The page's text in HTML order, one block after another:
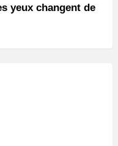
yeux changent de